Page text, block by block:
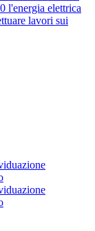
l'energia elettrica
lavori sui